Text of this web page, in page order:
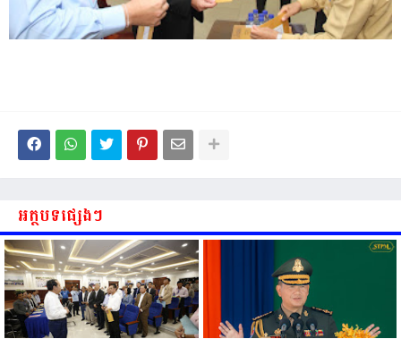
អត្ថបទផ្សេងៗ